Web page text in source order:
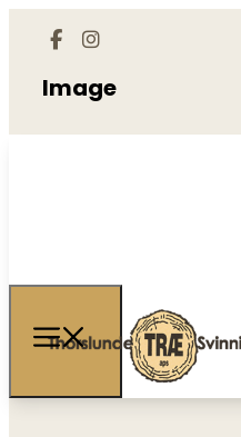
Image